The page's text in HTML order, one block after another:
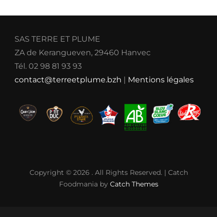
SAS TERRE ET PLUME
ZA de Kerangueven, 29460 Hanvec
Tél. 02 98 81 93 93
contact@terreetplume.bzh | Mentions légales
Copyright © 2026 . All Rights Reserved. | Catch
Foodmania by Catch Themes